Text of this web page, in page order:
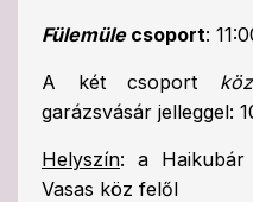
Fülemüle csoport:
A két csoport
garázsvásár jelleggel:
Helyszín: a Haikubár
Vasas köz felől